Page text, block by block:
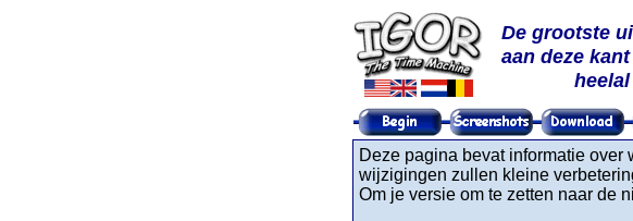
De grootste
aan deze
heelal
Deze pagina bevat informatie over
wijzigingen zullen kleine
Om je versie om te zetten naar de